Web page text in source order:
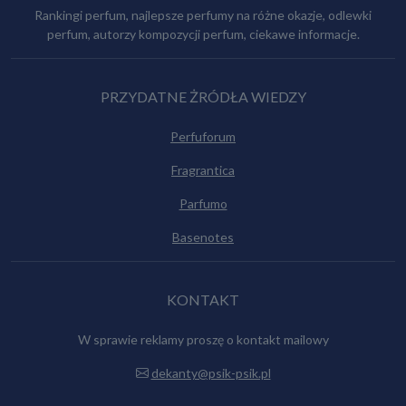
Rankingi perfum, najlepsze perfumy na różne okazje, odlewki
perfum, autorzy kompozycji perfum, ciekawe informacje.
PRZYDATNE ŻRÓDŁA WIEDZY
Perfuforum
Fragrantica
Parfumo
Basenotes
KONTAKT
W sprawie reklamy proszę o kontakt mailowy
dekanty@psik-psik.pl